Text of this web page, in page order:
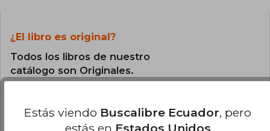
¿El libro es original?
Todos los libros de nuestro
catálogo son Originales.
libro?
Estás viendo Buscalibre Ecuador, pero
estás en Estados Unidos